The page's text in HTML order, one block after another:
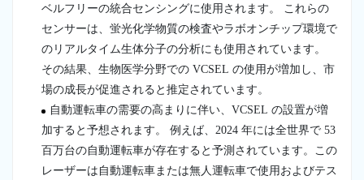
ベルフリーの統合センシングに使用されます。 これらの
センサーは、蛍光化学物質の検査やラボオンチップ環境で
のリアルタイム生体分子の分析にも使用されています。
その結果、生物医学分野での VCSEL の使用が増加し、市
場の成長が促進されると推定されています。
自動運転車の需要の高まりに伴い、VCSEL の設置が増
加すると予想されます。 例えば、2024 年には全世界で 53
百万台の自動運転車が存在すると予測されています。この
レーザーは自動運転車または無人運転車で使用およびテス